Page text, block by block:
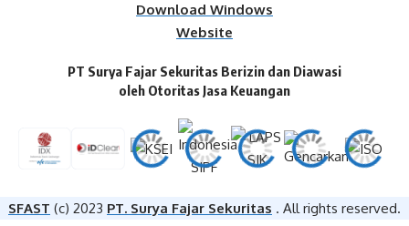
Download Windows
Website
PT Surya Fajar Sekuritas Berizin dan Diawasi
oleh Otoritas Jasa Keuangan​
SFAST (c) 2023 PT. Surya Fajar Sekuritas . All rights reserved.